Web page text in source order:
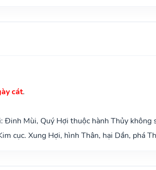
cát.
Đinh Mùi, Quý Hợi thuộc hành Thủy không
cục. Xung Hợi, hình Thân, hại Dần, phá